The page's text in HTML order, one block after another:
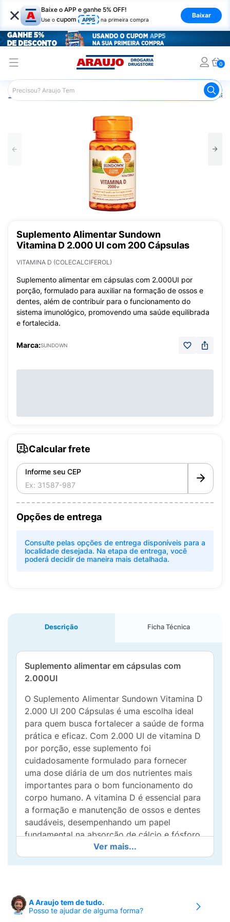
× Baixe o APP e ganhe 5% OFF!
Use o cupom APP5 na primeira compra
Baixar
0
Araujo Saúde e Bem Estar
Suplemento Alimentar Sundown
Vitamina D 2.000 UI com 200 Cápsulas
VITAMINA D (COLECALCIFEROL)
Suplemento alimentar em cápsulas com 2.000UI por
porção, formulado para auxiliar na formação de ossos e
dentes, além de contribuir para o funcionamento do
sistema imunológico, promovendo uma saúde equilibrada
e fortalecida.
Marca:SUNDOWN
Calcular frete
Informe seu CEP
Opções de entrega
Consulte pelas opções de entrega disponíveis para a
localidade desejada. Na etapa de entrega, você
poderá decidir de maneira mais detalhada.
Descrição Ficha Técnica
Suplemento alimentar em cápsulas com
2.000UI
O Suplemento Alimentar Sundown Vitamina D
2.000 UI 200 Cápsulas é uma escolha ideal
para quem busca fortalecer a saúde de forma
prática e eficaz. Com 2.000 UI de vitamina D
por porção, esse suplemento foi
cuidadosamente formulado para fornecer
uma dose diária de um dos nutrientes mais
importantes para o bom funcionamento do
corpo humano. A vitamina D é essencial para
a formação e manutenção de ossos e dentes
saudáveis, desempenhando um papel
fundamental na absorção de cálcio e fósforo,
minerais indispensáveis para a saúde óssea.
Além disso, ela ajuda a regular o sistema
prevenção de diversas condições de saúde.
Este suplemento da Sundown é apresentado
Ver mais...
A Araujo tem de tudo.
Posso te ajudar de alguma forma?